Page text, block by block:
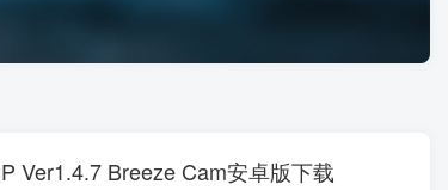
Ver1.4.7 Breeze Cam安卓版下载